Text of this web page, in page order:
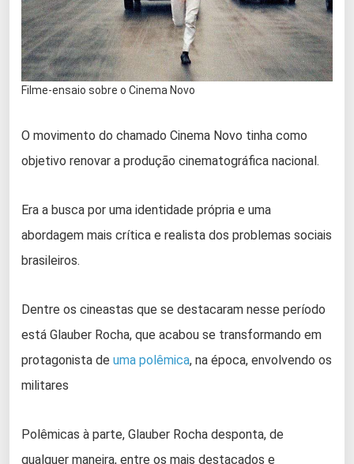
Filme-ensaio sobre o Cinema Novo
O movimento do chamado Cinema Novo tinha como
objetivo renovar a produção cinematográfica nacional.
Era a busca por uma identidade própria e uma
abordagem mais crítica e realista dos problemas sociais
brasileiros.
Dentre os cineastas que se destacaram nesse período
está Glauber Rocha, que acabou se transformando em
protagonista de uma polêmica, na época, envolvendo os
militares
Polêmicas à parte, Glauber Rocha desponta, de
qualquer maneira, entre os mais destacados e